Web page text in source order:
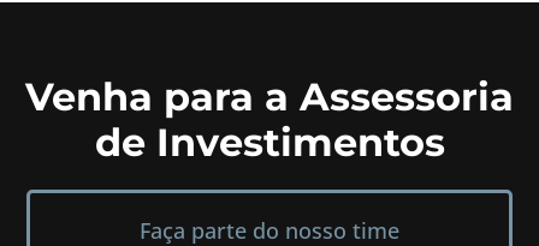
Venha para a Assessoria
de Investimentos
Faça parte do nosso time